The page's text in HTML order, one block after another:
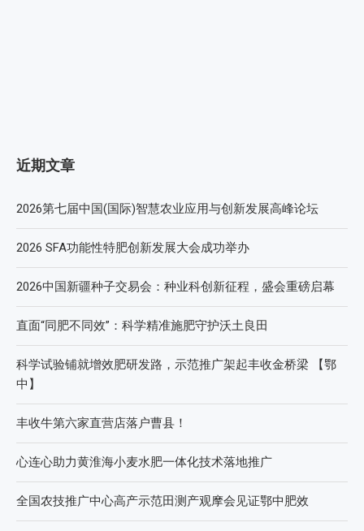
近期文章
2026第七届中国(国际)智慧农业应用与创新发展高峰论坛
2026 SFA功能性特肥创新发展大会成功举办
2026中国新疆种子交易会：种业科创新征程，盛会重磅启幕
直面“同肥不同效”：科学精准施肥守护沃土良田
科学试验铺就增效肥研发路，示范推广架起丰收金桥梁 【鄂
中】
丰收牛第六家直营店落户曹县！
心连心助力黄淮海小麦水肥一体化技术落地推广
全国农技推广中心高产示范田测产观摩会见证鄂中肥效